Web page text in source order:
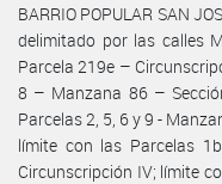
BARRIO POPULAR SAN
delimitado por las calles
Parcela 219e –
8 – Manzana 86 –
Parcelas 2, 5, 6 y 9 -
límite con las Parcelas
Circunscripción IV; límite